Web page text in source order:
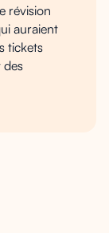
révision
auraient
tickets
des